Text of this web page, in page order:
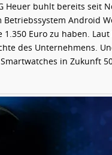
Heuer buhlt bereits seit
Betriebssystem Android
Euro zu haben.
des Unternehmens.
in Zukunft